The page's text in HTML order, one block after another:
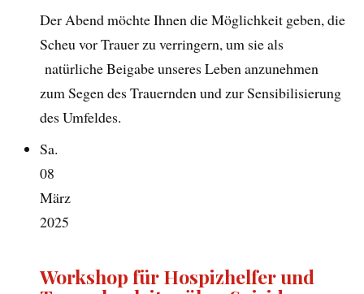
Der Abend möchte Ihnen die Möglichkeit geben, die
Scheu vor Trauer zu verringern, um sie als
natürliche Beigabe unseres Leben anzunehmen
zum Segen des Trauernden und zur Sensibilisierung
des Umfeldes.
Sa.
08
März
2025
Workshop für Hospizhelfer und